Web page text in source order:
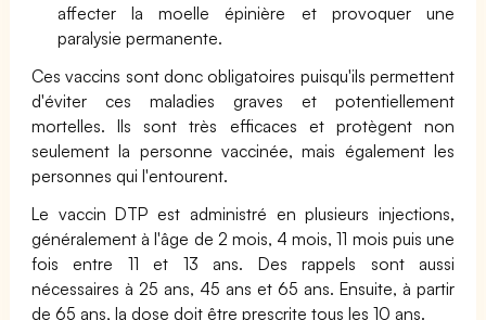
affecter la moelle épinière et provoquer une
paralysie permanente.
Ces vaccins sont donc obligatoires puisqu'ils permettent
d'éviter ces maladies graves et potentiellement
mortelles. Ils sont très efficaces et protègent non
seulement la personne vaccinée, mais également les
personnes qui l'entourent.
Le vaccin DTP est administré en plusieurs injections,
généralement à l'âge de 2 mois, 4 mois, 11 mois puis une
fois entre 11 et 13 ans. Des rappels sont aussi
nécessaires à 25 ans, 45 ans et 65 ans. Ensuite, à partir
de 65 ans, la dose doit être prescrite tous les 10 ans.